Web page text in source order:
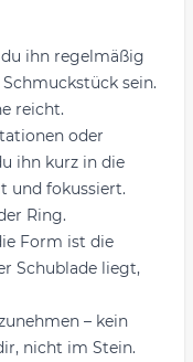
ihn regelmäßig
sein.
reicht.
oder
ihn kurz in die
und fokussiert.
Ring.
Form ist die
Schublade liegt,
– kein
nicht im Stein.